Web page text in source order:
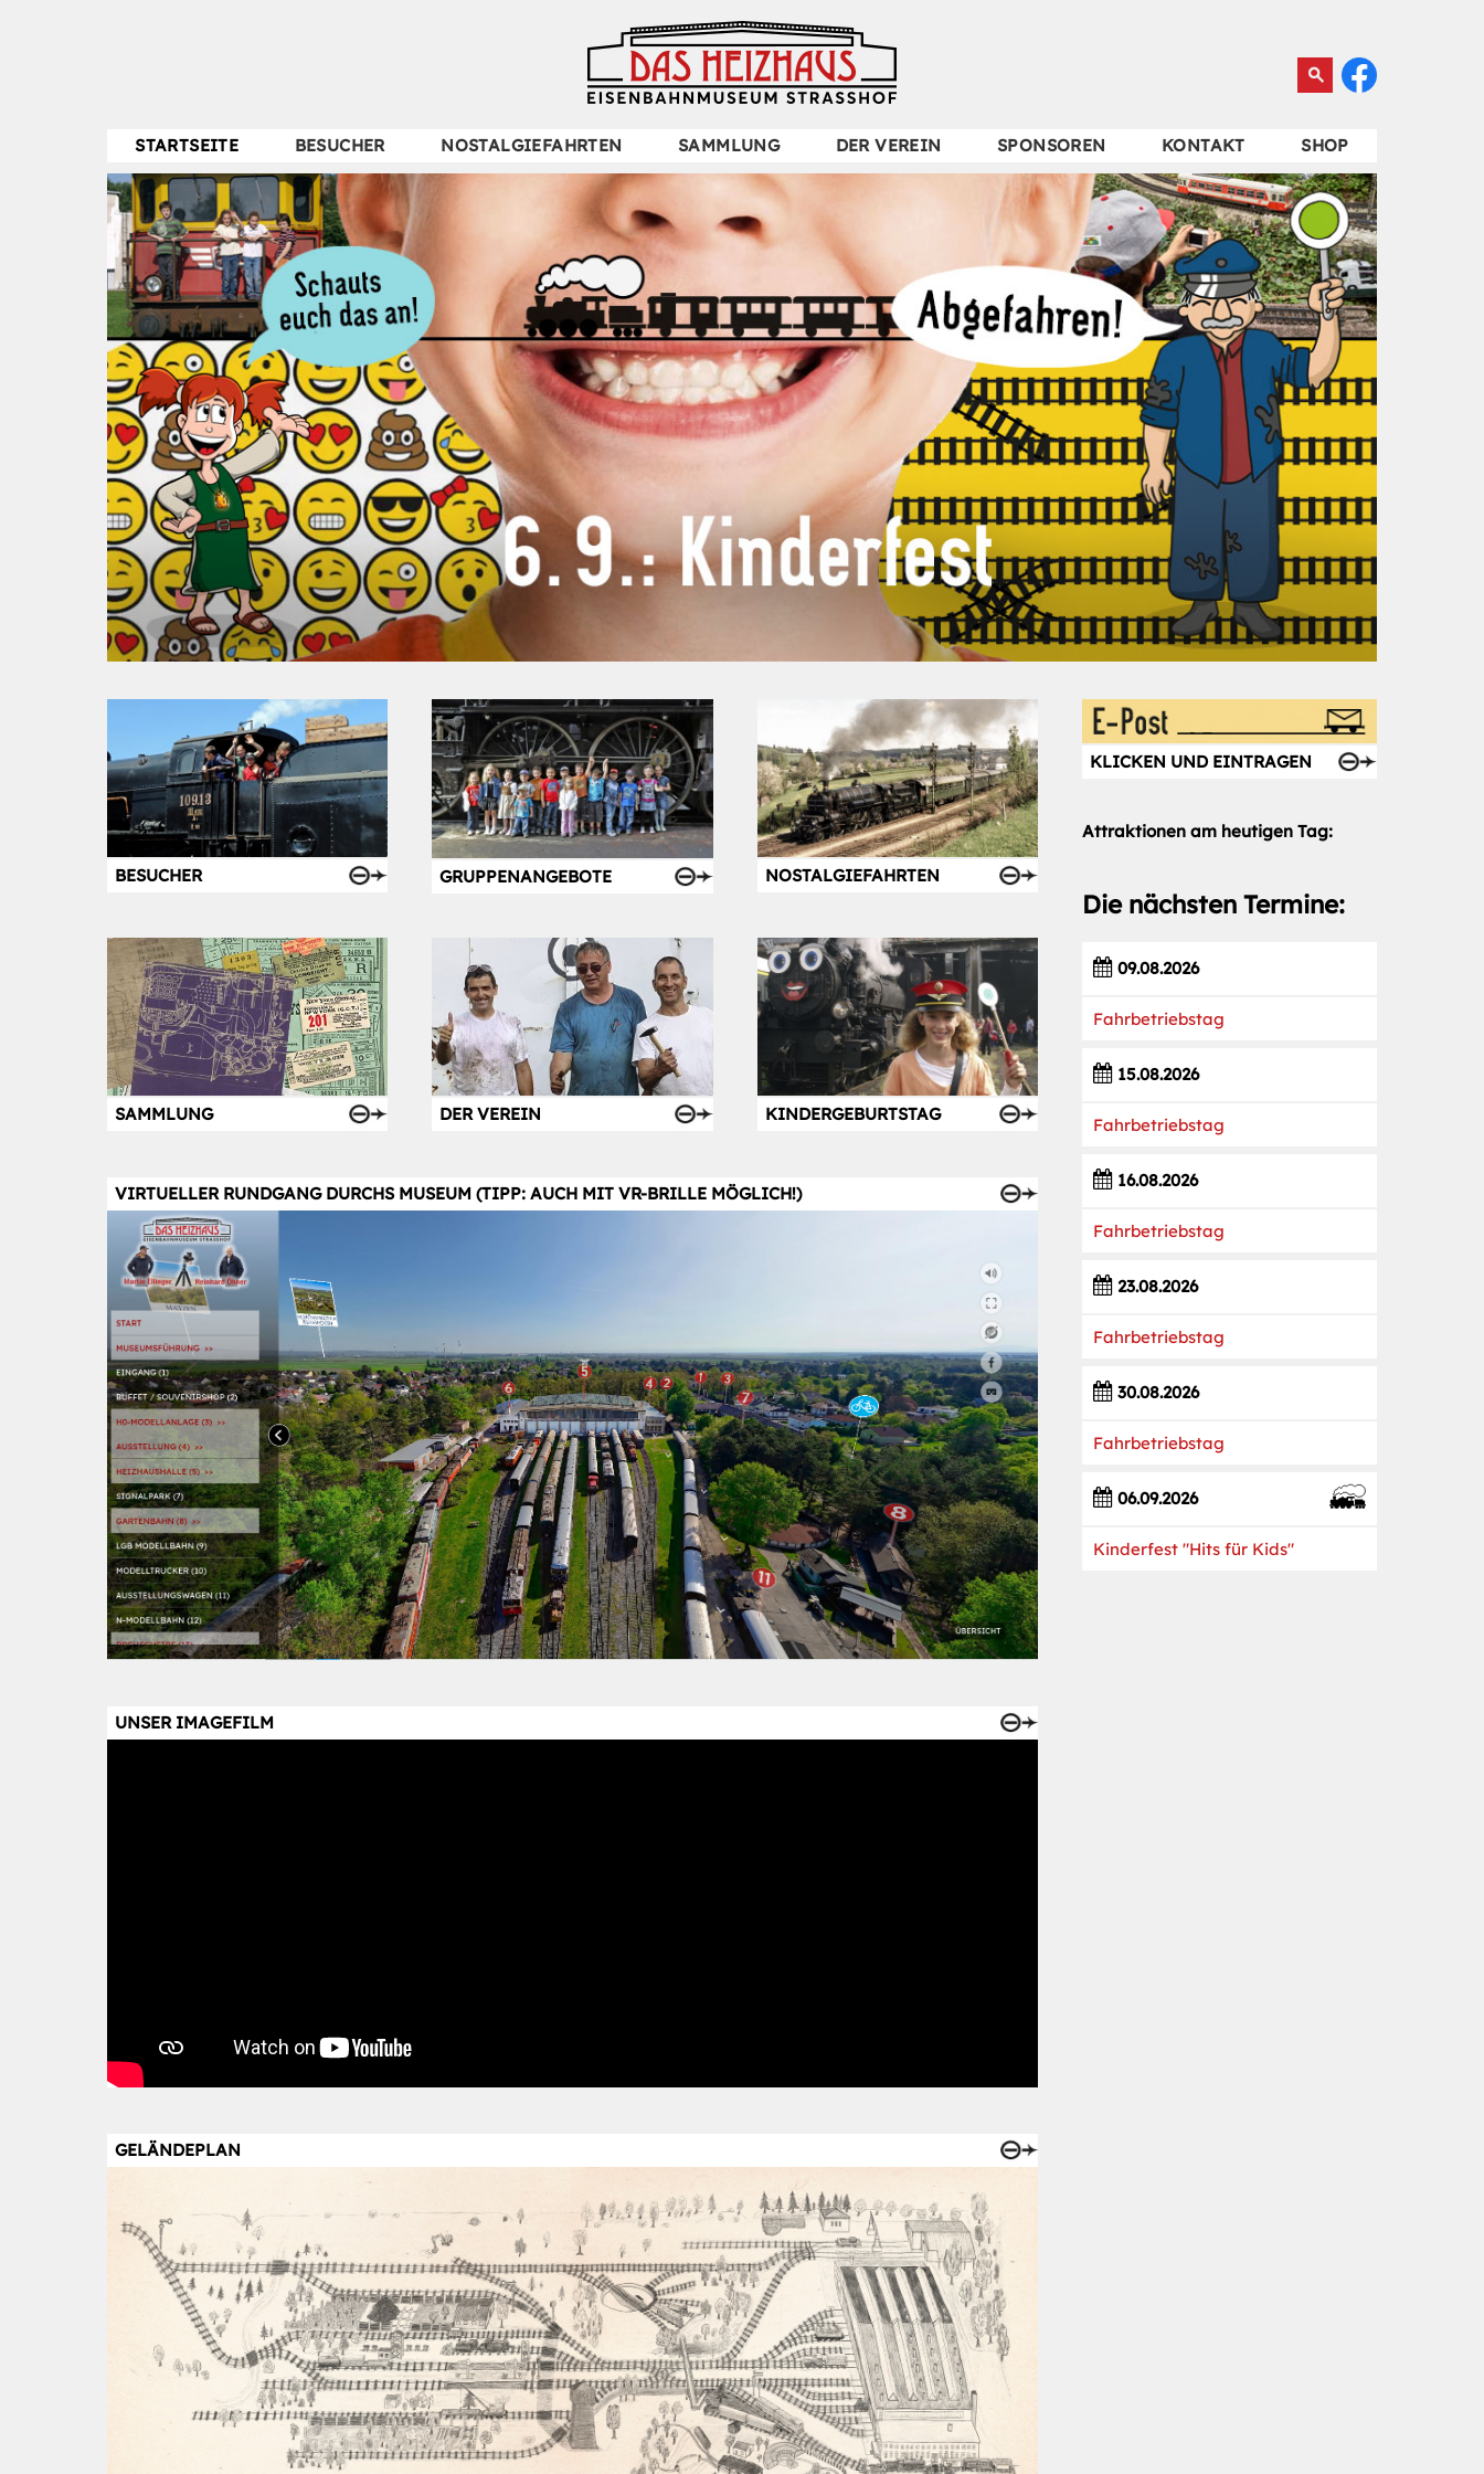
Navigation
überspringen
STARTSEITE BESUCHER NOSTALGIEFAHRTEN SAMMLUNG DER VEREIN SPONSOREN KONTAKT SHOP
Zurück
BESUCHER GRUPPENANGEBOTE NOSTALGIEFAHRTEN
SAMMLUNG DER VEREIN KINDERGEBURTSTAG
VIRTUELLER RUNDGANG DURCHS MUSEUM (TIPP: AUCH MIT VR-BRILLE MÖGLICH!)
UNSER IMAGEFILM
GELÄNDEPLAN
KLICKEN UND EINTRAGEN
Attraktionen am heutigen Tag:
Die nächsten Termine:
09.08.2026
Fahrbetriebstag
15.08.2026
Fahrbetriebstag
16.08.2026
Fahrbetriebstag
23.08.2026
Fahrbetriebstag
30.08.2026
Fahrbetriebstag
06.09.2026
Kinderfest "Hits für Kids"